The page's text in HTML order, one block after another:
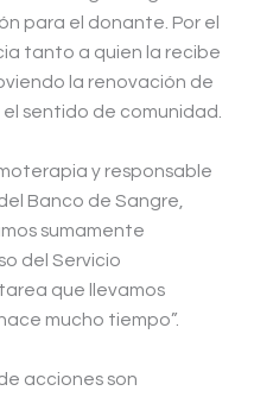
para el donante. Por el
tanto a quien la recibe
la renovación de
sentido de comunidad.
y responsable
Banco de Sangre,
sumamente
del Servicio
que llevamos
mucho tiempo”.
acciones son